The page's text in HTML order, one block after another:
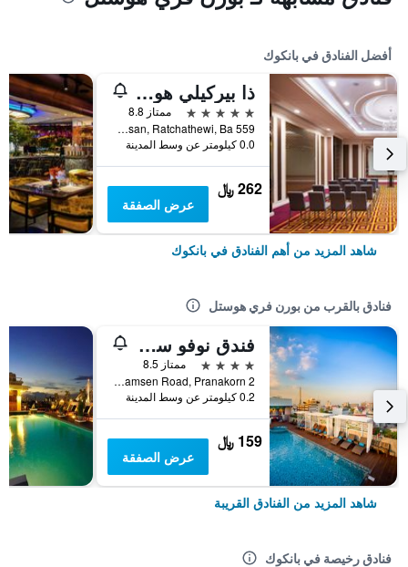
أفضل الفنادق في بانكوك
ذا بيركيلي هوتل براتونام
5 نجوم
ممتاز 8.8
559 Ratcharaprarop Rd., Makkasan, Ratchathewi, Ba, بانكوك, تايلاند
0.0 كيلومتر عن وسط المدينة
262 ﷼
عرض الصفقة
شاهد المزيد من أهم الفنادق في بانكوك
فنادق بالقرب من بورن فري هوستل
فندق نوفو سيتي
4 نجوم
ممتاز 8.5
2 Samsen 2, Samsen Road, Pranakorn, بانكوك, تايلاند
0.2 كيلومتر عن وسط المدينة
159 ﷼
عرض الصفقة
شاهد المزيد من الفنادق القريبة
فنادق رخيصة في بانكوك